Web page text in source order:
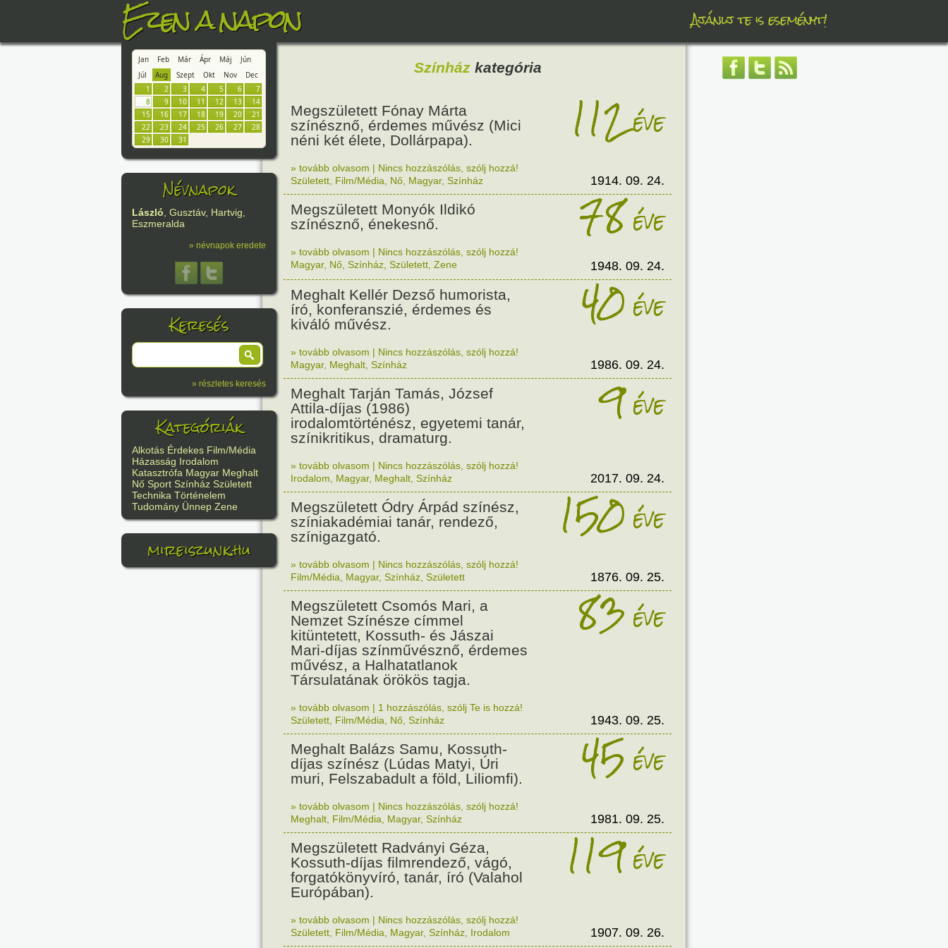
Ezen a napon Ajánlj te is eseményt!
Jan Feb Már Ápr Máj
Jún
Júl
Aug Szept Okt Nov
Dec
1
2 3 4 5 6
7
8
9 10 11 12 13
14
15
16 17 18 19 20
21
22
23 24 25 26 27
28
29
30 31
Névnapok
László, Gusztáv, Hartvig,
Eszmeralda
» névnapok eredete
Keresés
» részletes keresés
Kategóriák
Alkotás Érdekes Film/Média
Házasság Irodalom
Katasztrófa Magyar Meghalt
Nő Sport Színház Született
Technika Történelem
Tudomány Ünnep Zene
mireiszunk.hu
Színházkategória
Megszületett Fónay Márta
színésznő, érdemes művész (Mici
néni két élete, Dollárpapa).
112éve
» tovább olvasom | Nincs hozzászólás, szólj hozzá!
Született Film/Média Nő Magyar, Színház 1914. 09. 24.
Megszületett Monyók Ildikó
színésznő, énekesnő.
78éve
» tovább olvasom | Nincs hozzászólás, szólj hozzá!
Magyar, Nő Színház Született Zene 1948. 09. 24.
Meghalt Kellér Dezső humorista,
író, konferanszié, érdemes és
kiváló művész.
40éve
» tovább olvasom | Nincs hozzászólás, szólj hozzá!
Magyar, Meghalt Színház 1986. 09. 24.
Meghalt Tarján Tamás, József
Attila-díjas (1986)
irodalomtörténész, egyetemi tanár,
színikritikus, dramaturg.
9éve
» tovább olvasom | Nincs hozzászólás, szólj hozzá!
Irodalom
Magyar, Meghalt Színház 2017. 09. 24.
Megszületett Ódry Árpád színész,
színiakadémiai tanár, rendező,
színigazgató.
150éve
» tovább olvasom | Nincs hozzászólás, szólj hozzá!
Film/Média
Magyar, Színház Született 1876. 09. 25.
Megszületett Csomós Mari, a
Nemzet Színésze címmel
kitüntetett, Kossuth- és Jászai
Mari-díjas színművésznő, érdemes
művész, a Halhatatlanok
Társulatának örökös tagja.
83éve
» tovább olvasom | 1 hozzászólás, szólj Te is hozzá!
Született Film/Média Nő Színház 1943. 09. 25.
Meghalt Balázs Samu, Kossuth-
díjas színész (Lúdas Matyi, Úri
muri, Felszabadult a föld, Liliomfi).
45éve
» tovább olvasom | Nincs hozzászólás, szólj hozzá!
Meghalt Film/Média Magyar, Színház 1981. 09. 25.
Megszületett Radványi Géza,
Kossuth-díjas filmrendező, vágó,
forgatókönyvíró, tanár, író (Valahol
Európában).
119éve
» tovább olvasom | Nincs hozzászólás, szólj hozzá!
Született Film/Média Magyar, Színház Irodalom 1907. 09. 26.